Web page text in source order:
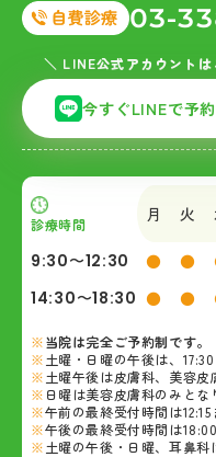
03-
＼ LINE公式アカウントは
今すぐLINEで予
診療時間 月 火
9:30〜12:30 ● ●
14:30〜18:30 ● ●
当院は完全ご予約制です。
土曜・日曜の午後は、
土曜午後は皮膚科、美容皮
日曜は美容皮膚科のみとな
午前の最終受付時間は12:15
午後の最終受付時間は
土曜の午後・日曜、耳鼻科